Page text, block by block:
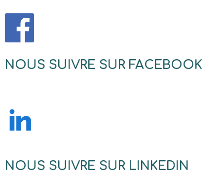
NOUS SUIVRE SUR FACEBOOK
NOUS SUIVRE SUR LINKEDIN